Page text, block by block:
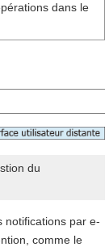
dans le
du
notifications par e-
comme le